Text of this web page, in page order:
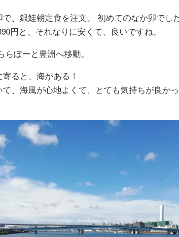
、銀鮭朝定食を注文。 初めてのなか卯でし
円と、それなりに安くて、良いですね。
ぽーと豊洲へ移動。
ると、海がある！
、海風が心地よくて、とても気持ちが良か